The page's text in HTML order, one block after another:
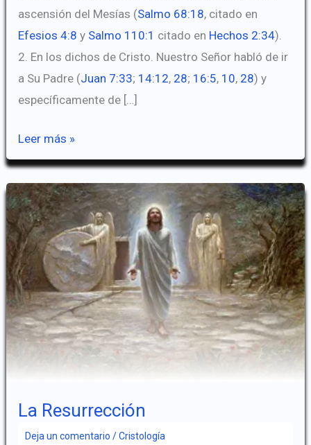
ascensión del Mesías (Salmo 68:18, citado en
Efesios 4:8 y Salmo 110:1 citado en Hechos 2:34).
2. En los dichos de Cristo. Nuestro Señor habló de ir
a Su Padre (Juan 7:33; 14:12, 28; 16:5, 10, 28) y
específicamente de […]
La
Ascensión
Leer más »
La Resurrección
Deja un comentario /Cristología